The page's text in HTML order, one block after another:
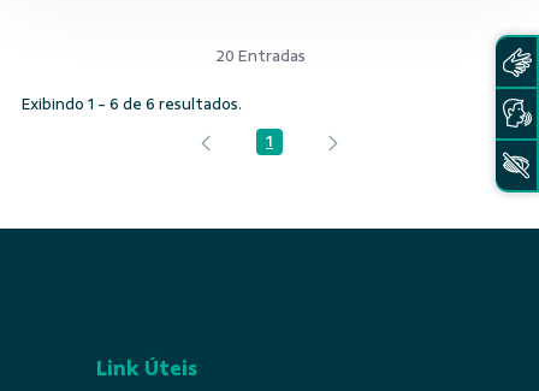
20 Entradas
Exibindo 1 - 6 de 6 resultados.
Página
1
Link Úteis